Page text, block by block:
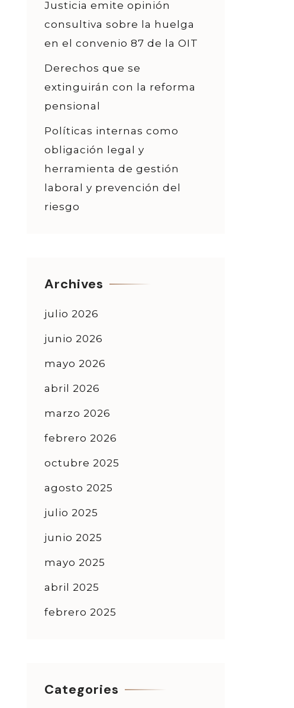
Justicia emite opinión
consultiva sobre la huelga
en el convenio 87 de la OIT
Derechos que se
extinguirán con la reforma
pensional
Políticas internas como
obligación legal y
herramienta de gestión
laboral y prevención del
riesgo
Archives
julio 2026
junio 2026
mayo 2026
abril 2026
marzo 2026
febrero 2026
octubre 2025
agosto 2025
julio 2025
junio 2025
mayo 2025
abril 2025
febrero 2025
Categories